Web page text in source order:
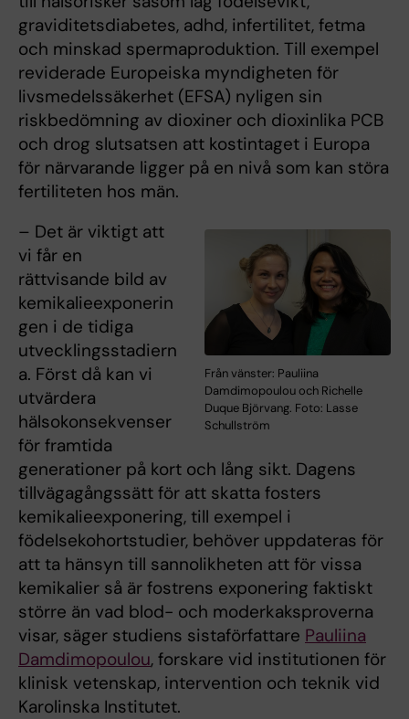
graviditetsdiabetes, adhd, infertilitet, fetma
och minskad spermaproduktion. Till exempel
reviderade Europeiska myndigheten för
livsmedelssäkerhet (EFSA) nyligen sin
riskbedömning av dioxiner och dioxinlika PCB
och drog slutsatsen att kostintaget i Europa
för närvarande ligger på en nivå som kan störa
fertiliteten hos män.
Från vänster: Pauliina
Damdimopoulou och Richelle
Duque Björvang. Foto: Lasse
Schullström
– Det är viktigt att
vi får en
rättvisande bild av
kemikalieexponerin
gen i de tidiga
utvecklingsstadiern
a. Först då kan vi
utvärdera
hälsokonsekvenser
för framtida
generationer på kort och lång sikt. Dagens
tillvägagångssätt för att skatta fosters
kemikalieexponering, till exempel i
födelsekohortstudier, behöver uppdateras för
att ta hänsyn till sannolikheten att för vissa
kemikalier så är fostrens exponering faktiskt
större än vad blod- och moderkaksproverna
visar, säger studiens sistaförfattare Pauliina
Damdimopoulou, forskare vid institutionen för
klinisk vetenskap, intervention och teknik vid
Karolinska Institutet.